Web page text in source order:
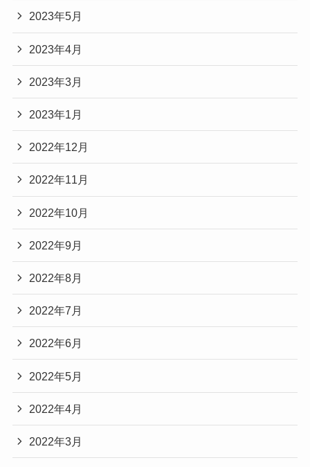
2023年5月
2023年4月
2023年3月
2023年1月
2022年12月
2022年11月
2022年10月
2022年9月
2022年8月
2022年7月
2022年6月
2022年5月
2022年4月
2022年3月